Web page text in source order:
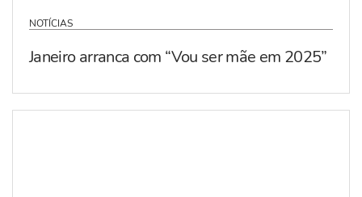
NOTÍCIAS
Janeiro arranca com “Vou ser mãe em 2025”